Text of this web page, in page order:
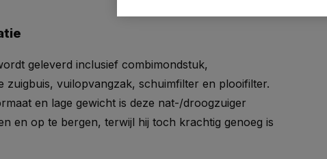
geleverd inclusief combimondstuk,
zuigbuis, vuilopvangzak, schuimfilter en plooifilter.
en lage gewicht is deze nat-/droogzuiger
en op te bergen, terwijl hij toch krachtig genoeg is